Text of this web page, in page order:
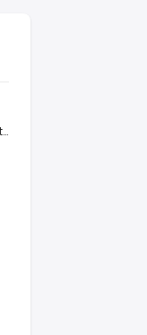
Impuestos totales